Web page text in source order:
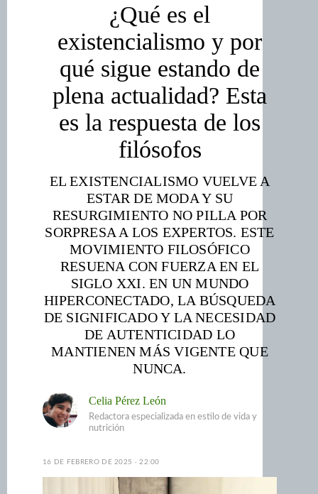
¿Qué es el
existencialismo y por
qué sigue estando de
plena actualidad? Esta
es la respuesta de los
filósofos
EL EXISTENCIALISMO VUELVE A
ESTAR DE MODA Y SU
RESURGIMIENTO NO PILLA POR
SORPRESA A LOS EXPERTOS. ESTE
MOVIMIENTO FILOSÓFICO
RESUENA CON FUERZA EN EL
SIGLO XXI. EN UN MUNDO
HIPERCONECTADO, LA BÚSQUEDA
DE SIGNIFICADO Y LA NECESIDAD
DE AUTENTICIDAD LO
MANTIENEN MÁS VIGENTE QUE
NUNCA.
Celia Pérez León
Redactora especializada en estilo de vida y
nutrición
16 DE FEBRERO DE 2025 · 22:00